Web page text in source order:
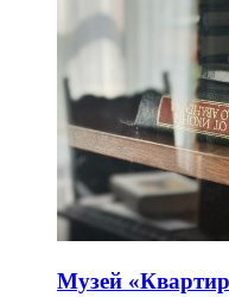
Музей